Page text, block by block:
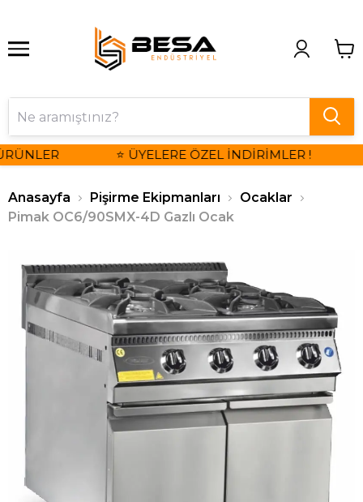
⭐ ÜYELERE ÖZEL İNDİRİMLER !
Anasayfa Pişirme Ekipmanları
Ocaklar
Pimak OC6/90SMX-4D Gazlı Ocak